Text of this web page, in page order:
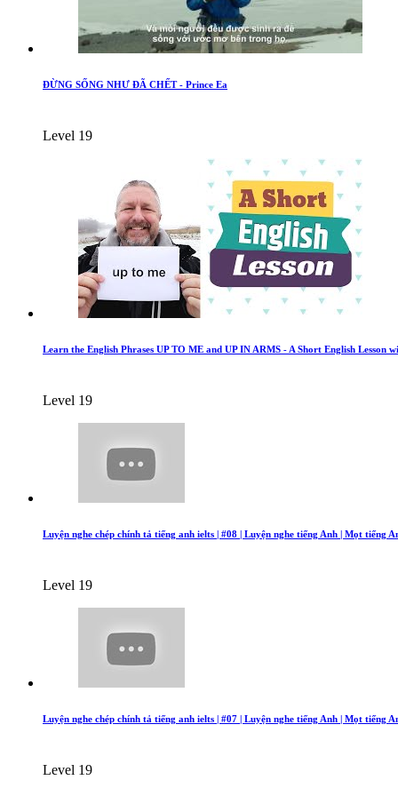
ĐỪNG SỐNG NHƯ ĐÃ CHẾT - Prince Ea
Level 19
Learn the English Phrases UP TO ME and UP IN ARMS - A Short English Lesson
Level 19
Luyện nghe chép chính tả tiếng anh ielts | #08 | Luyện nghe tiếng Anh | Mọt tiếng
Level 19
Luyện nghe chép chính tả tiếng anh ielts | #07 | Luyện nghe tiếng Anh | Mọt tiếng
Level 19